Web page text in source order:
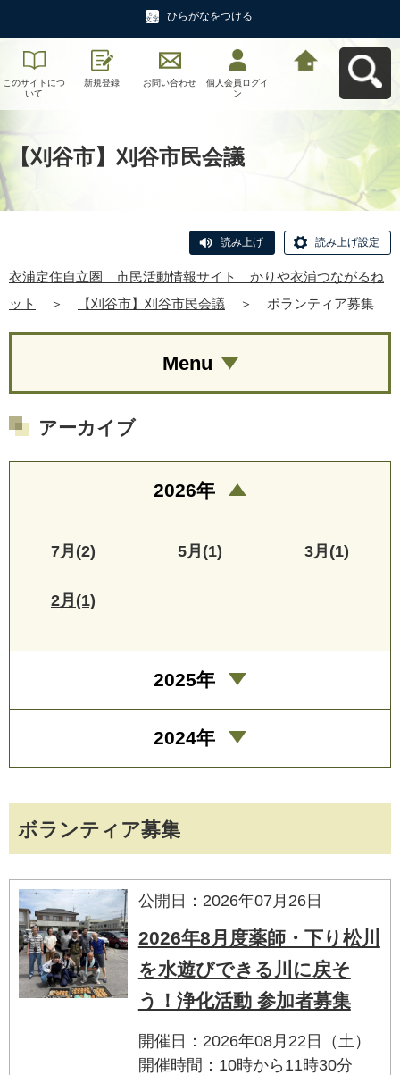
ひらがなをつける
このサイトにつ
いて
新規登録 お問い合わせ
個人会員ログイ
ン
【刈谷市】刈谷市民会議
読み上げ 読み上げ設定
衣浦定住自立圏 市民活動情報サイト かりや衣浦つながるね
ット
＞ 【刈谷市】刈谷市民会議 ＞ ボランティア募集
ボランティア募集
公開日：2026年07月26日
2026年8月度薬師・下り松川
を水遊びできる川に戻そ
う！浄化活動 参加者募集
開催日：2026年08月22日（土）
開催時間：10時から11時30分
Menu
アーカイブ
2026年
7月(2) 5月(1) 3月(1)
2月(1)
2025年
2024年